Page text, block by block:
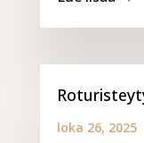
loka 26, 2025